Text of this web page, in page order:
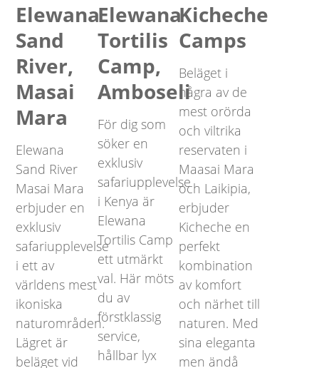
Elewana
Sand
River,
Masai
Mara
Elewana
Sand River
Masai Mara
erbjuder en
exklusiv
safariupplevelse
i ett av
världens mest
ikoniska
naturområden.
Lägret är
beläget vid
Elewana
Tortilis
Camp,
Amboseli
För dig som
söker en
exklusiv
safariupplevelse
i Kenya är
Elewana
Tortilis Camp
ett utmärkt
val. Här möts
du av
förstklassig
service,
hållbar lyx
Kicheche
Camps
Beläget i
några av de
mest orörda
och viltrika
reservaten i
Maasai Mara
och Laikipia,
erbjuder
Kicheche en
perfekt
kombination
av komfort
och närhet till
naturen. Med
sina eleganta
men ändå